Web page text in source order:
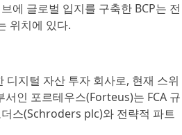
에 글로벌 입지를 구축한 BCP는 전
위치에 있다.
지털 자산 투자 회사로, 현재 스위
인 포르테우스(Forteus)는 FCA 규
스(Schroders plc)와 전략적 파트